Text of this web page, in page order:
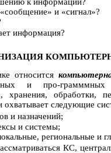
и «сигнал»?
информация?
относится
и про-грамммных
хранения, обработки,
следующие
и назначений;
и системы;
региональные и
КС,